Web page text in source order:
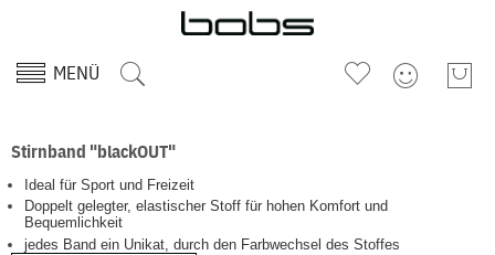
MENÜ
Stirnband "blackOUT"
Ideal für Sport und Freizeit
Doppelt gelegter, elastischer Stoff für hohen Komfort und
Bequemlichkeit
jedes Band ein Unikat, durch den Farbwechsel des Stoffes